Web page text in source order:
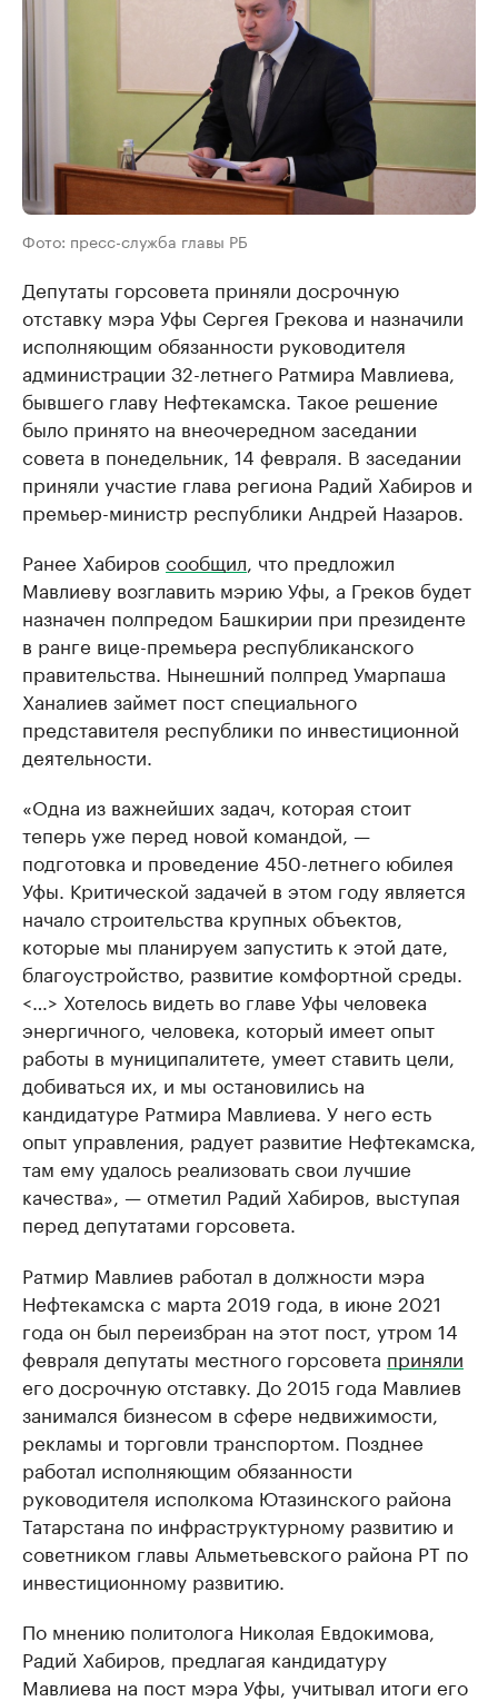
Фото: пресс-служба главы РБ
Депутаты горсовета приняли досрочную
отставку мэра Уфы Сергея Грекова и назначили
исполняющим обязанности руководителя
администрации 32-летнего Ратмира Мавлиева,
бывшего главу Нефтекамска. Такое решение
было принято на внеочередном заседании
совета в понедельник, 14 февраля. В заседании
приняли участие глава региона Радий Хабиров и
премьер-министр республики Андрей Назаров.
Ранее Хабиров сообщил, что предложил
Мавлиеву возглавить мэрию Уфы, а Греков будет
назначен полпредом Башкирии при президенте
в ранге вице-премьера республиканского
правительства. Нынешний полпред Умарпаша
Ханалиев займет пост специального
представителя республики по инвестиционной
деятельности.
«Одна из важнейших задач, которая стоит
теперь уже перед новой командой, —
подготовка и проведение 450-летнего юбилея
Уфы. Критической задачей в этом году является
начало строительства крупных объектов,
которые мы планируем запустить к этой дате,
благоустройство, развитие комфортной среды.
<…> Хотелось видеть во главе Уфы человека
энергичного, человека, который имеет опыт
работы в муниципалитете, умеет ставить цели,
добиваться их, и мы остановились на
кандидатуре Ратмира Мавлиева. У него есть
опыт управления, радует развитие Нефтекамска,
там ему удалось реализовать свои лучшие
качества», — отметил Радий Хабиров, выступая
перед депутатами горсовета.
Ратмир Мавлиев работал в должности мэра
Нефтекамска с марта 2019 года, в июне 2021
года он был переизбран на этот пост, утром 14
февраля депутаты местного горсовета приняли
его досрочную отставку. До 2015 года Мавлиев
занимался бизнесом в сфере недвижимости,
рекламы и торговли транспортом. Позднее
работал исполняющим обязанности
руководителя исполкома Ютазинского района
Татарстана по инфраструктурному развитию и
советником главы Альметьевского района РТ по
инвестиционному развитию.
По мнению политолога Николая Евдокимова,
Радий Хабиров, предлагая кандидатуру
Мавлиева на пост мэра Уфы, учитывал итоги его